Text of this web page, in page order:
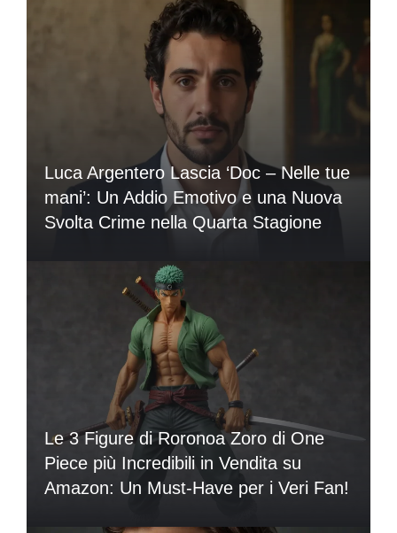
Luca Argentero Lascia ‘Doc – Nelle tue
mani’: Un Addio Emotivo e una Nuova
Svolta Crime nella Quarta Stagione
Le 3 Figure di Roronoa Zoro di One
Piece più Incredibili in Vendita su
Amazon: Un Must-Have per i Veri Fan!